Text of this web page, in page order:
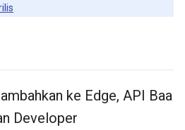
ke Edge, API Baa
Developer